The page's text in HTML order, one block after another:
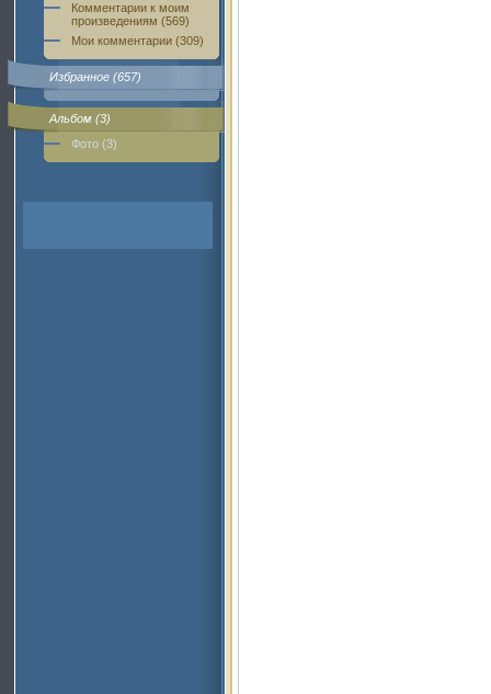
Комментарии к моим
произведениям (569)
Мои комментарии (309)
Избранное (657)
Альбом (3)
Фото (3)